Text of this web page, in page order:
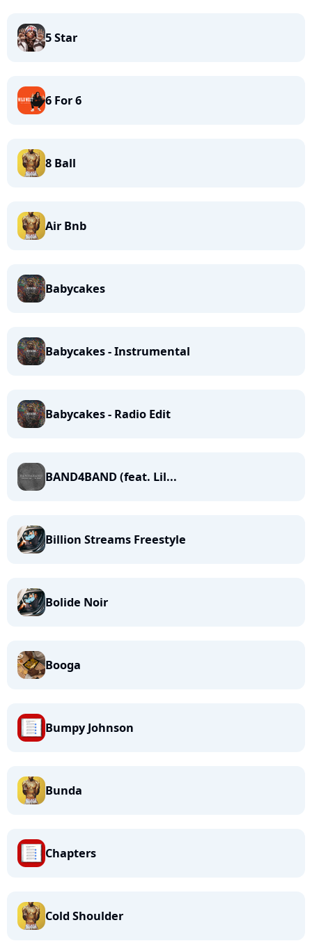
5 Star
6 For 6
8 Ball
Air Bnb
Babycakes
Babycakes - Instrumental
Babycakes - Radio Edit
BAND4BAND (feat. Lil...
Billion Streams Freestyle
Bolide Noir
Booga
Bumpy Johnson
Bunda
Chapters
Cold Shoulder